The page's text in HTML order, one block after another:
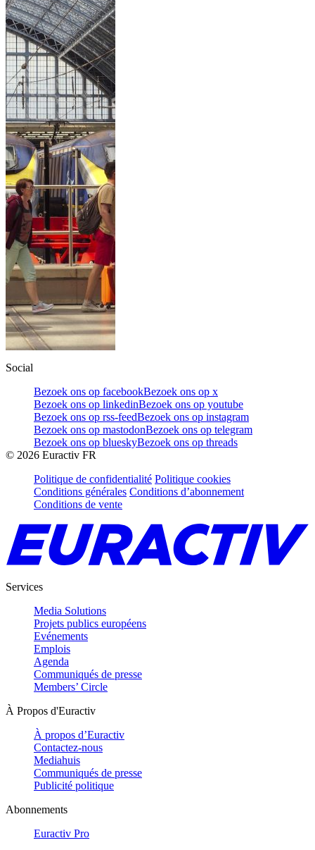
Social
Bezoek ons op facebookBezoek ons op x
Bezoek ons op linkedinBezoek ons op youtube
Bezoek ons op rss-feedBezoek ons op instagram
Bezoek ons op mastodonBezoek ons op telegram
Bezoek ons op blueskyBezoek ons op threads
© 2026 Euractiv FR
Politique de confidentialité Politique cookies
Conditions générales Conditions d’abonnement
Conditions de vente
Services
Media Solutions
Projets publics européens
Evénements
Emplois
Agenda
Communiqués de presse
Members’ Circle
À Propos d'Euractiv
À propos d’Euractiv
Contactez-nous
Mediahuis
Communiqués de presse
Publicité politique
Abonnements
Euractiv Pro